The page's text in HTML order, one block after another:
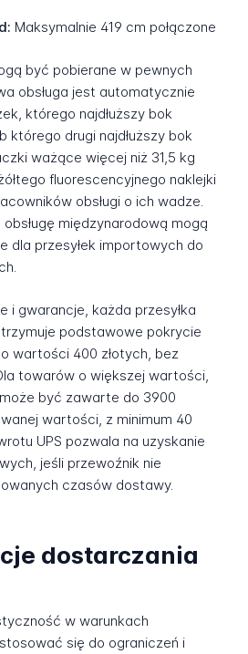
Maksymalnie 419 cm połączone
być pobierane w pewnych
obsługa jest automatycznie
którego najdłuższy bok
którego drugi najdłuższy bok
ważące więcej niż 31,5 kg
fluorescencyjnego naklejki
obsługi o ich wadze.
międzynarodową mogą
dla przesyłek importowych do
i gwarancje, każda przesyłka
podstawowe pokrycie
wartości 400 złotych, bez
towarów o większej wartości,
być zawarte do 3900
wartości, z minimum 40
UPS pozwala na uzyskanie
jeśli przewoźnik nie
czasów dostawy.
dostarczania
w warunkach
się do ograniczeń i